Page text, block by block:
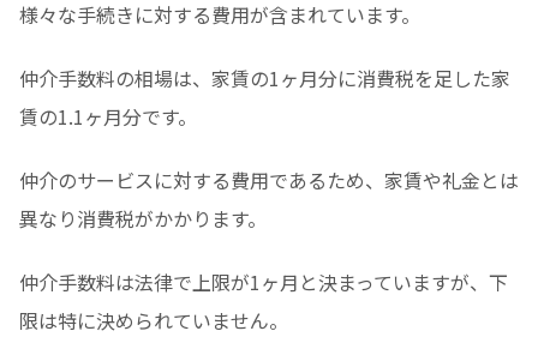
様々な手続きに対する費用が含まれています。
仲介手数料の相場は、家賃の1ヶ月分に消費税を足した家
賃の1.1ヶ月分です。
仲介のサービスに対する費用であるため、家賃や礼金とは
異なり消費税がかかります。
仲介手数料は法律で上限が1ヶ月と決まっていますが、下
限は特に決められていません。